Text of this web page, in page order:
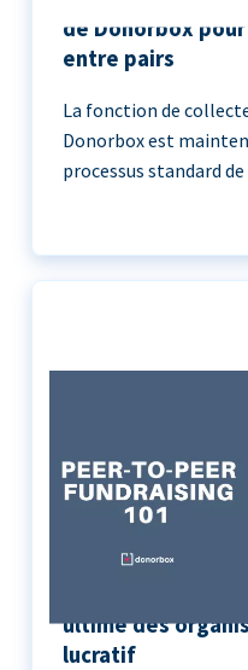
de Donorbox
entre pairs
La fonction de
Donorbox est
processus standard
Peer-to-Peer
ultime des
lucratif